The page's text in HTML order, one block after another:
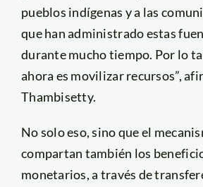
pueblos indígenas y a las
que han administrado estas
durante mucho tiempo. Por lo
ahora es movilizar recursos”,
Thambisetty.
No solo eso, sino que el
compartan también los
monetarios, a través de